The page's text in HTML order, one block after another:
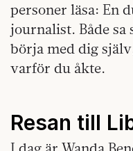
personer läsa: En
journalist. Både sa
börja med dig
varför du åkte.
Resan till